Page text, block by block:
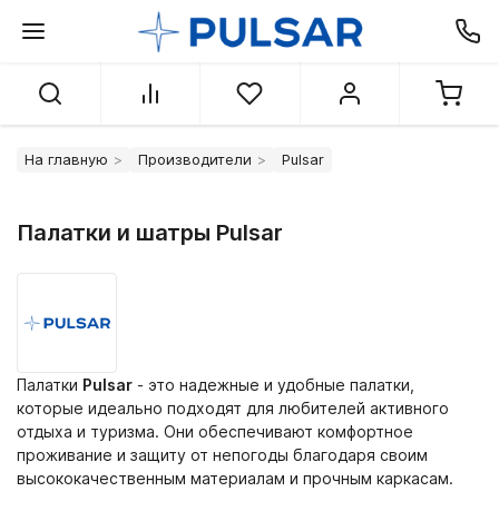
На главную Производители Pulsar
Палатки и шатры Pulsar
Палатки Pulsar - это надежные и удобные палатки,
которые идеально подходят для любителей активного
отдыха и туризма. Они обеспечивают комфортное
проживание и защиту от непогоды благодаря своим
высококачественным материалам и прочным каркасам.